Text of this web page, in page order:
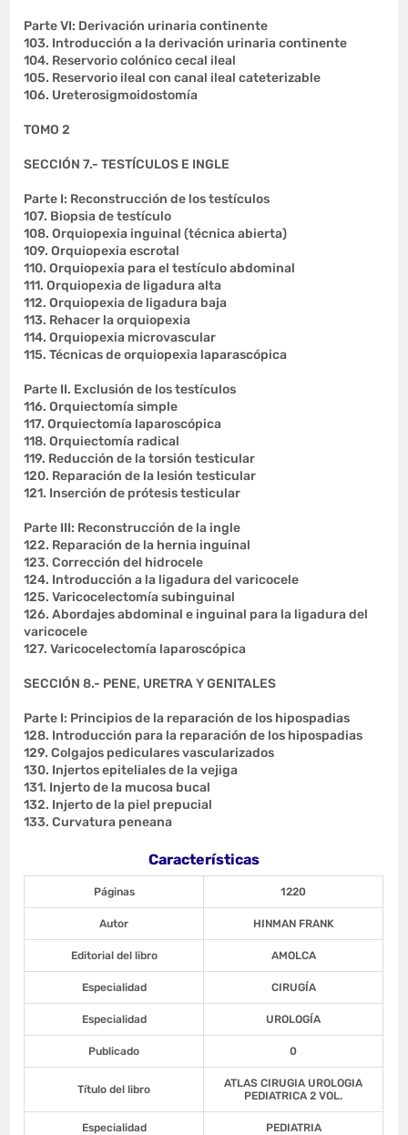
Parte VI: Derivación urinaria continente
103. Introducción a la derivación urinaria continente
104. Reservorio colónico cecal ileal
105. Reservorio ileal con canal ileal cateterizable
106. Ureterosigmoidostomía
TOMO 2
SECCIÓN 7.- TESTÍCULOS E INGLE
Parte I: Reconstrucción de los testículos
107. Biopsia de testículo
108. Orquiopexia inguinal (técnica abierta)
109. Orquiopexia escrotal
110. Orquiopexia para el testículo abdominal
111. Orquiopexia de ligadura alta
112. Orquiopexia de ligadura baja
113. Rehacer la orquiopexia
114. Orquiopexia microvascular
115. Técnicas de orquiopexia laparascópica
Parte II. Exclusión de los testículos
116. Orquiectomía simple
117. Orquiectomía laparoscópica
118. Orquiectomía radical
119. Reducción de la torsión testicular
120. Reparación de la lesión testicular
121. Inserción de prótesis testicular
Parte III: Reconstrucción de la ingle
122. Reparación de la hernia inguinal
123. Corrección del hidrocele
124. Introducción a la ligadura del varicocele
125. Varicocelectomía subinguinal
126. Abordajes abdominal e inguinal para la ligadura del
varicocele
127. Varicocelectomía laparoscópica
SECCIÓN 8.- PENE, URETRA Y GENITALES
Parte I: Principios de la reparación de los hipospadias
128. Introducción para la reparación de los hipospadias
129. Colgajos pediculares vascularizados
130. Injertos epiteliales de la vejiga
131. Injerto de la mucosa bucal
132. Injerto de la piel prepucial
133. Curvatura peneana
Características
Páginas 1220
Autor HINMAN FRANK
Editorial del libro AMOLCA
Especialidad CIRUGÍA
Especialidad UROLOGÍA
Publicado 0
Título del libro
ATLAS CIRUGIA UROLOGIA
PEDIATRICA 2 VOL.
Especialidad PEDIATRIA